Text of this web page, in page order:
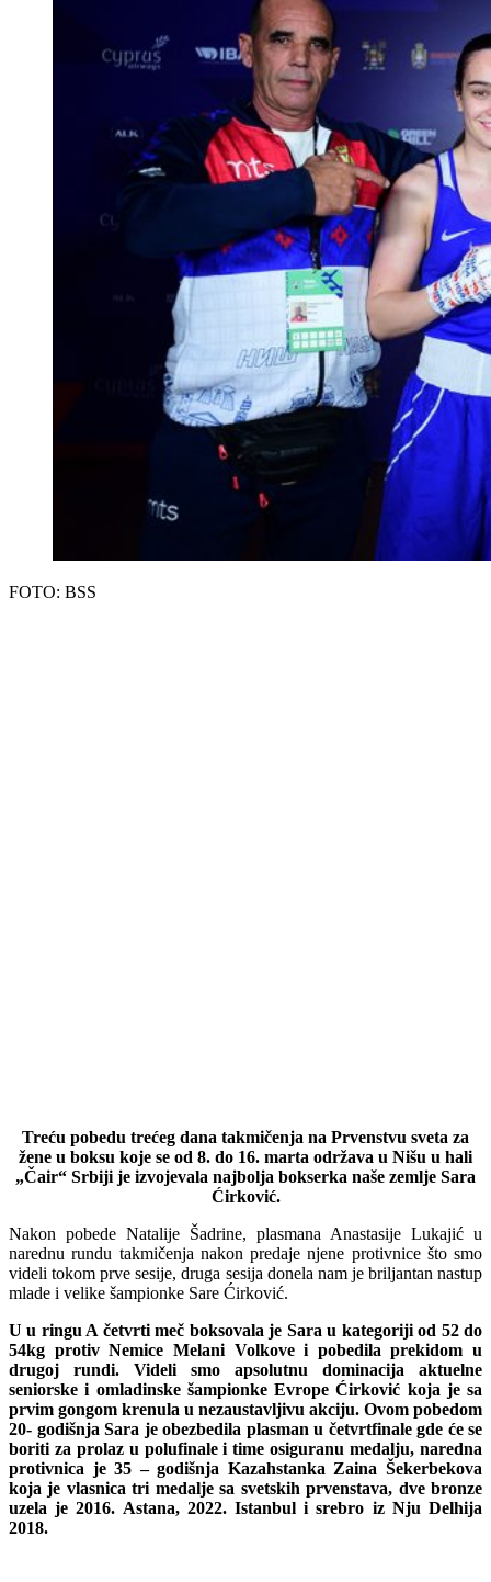
FOTO: BSS
Treću pobedu trećeg dana takmičenja na Prvenstvu sveta za
žene u boksu koje se od 8. do 16. marta održava u Nišu u hali
„Čair“ Srbiji je izvojevala najbolja bokserka naše zemlje Sara
Ćirković.
Nakon pobede Natalije Šadrine, plasmana Anastasije Lukajić u
narednu rundu takmičenja nakon predaje njene protivnice što smo
videli tokom prve sesije, druga sesija donela nam je briljantan nastup
mlade i velike šampionke Sare Ćirković.
U u ringu A četvrti meč boksovala je Sara u kategoriji od 52 do
54kg protiv Nemice Melani Volkove i pobedila prekidom u
drugoj rundi. Videli smo apsolutnu dominacija aktuelne
seniorske i omladinske šampionke Evrope Ćirković koja je sa
prvim gongom krenula u nezaustavljivu akciju. Ovom pobedom
20- godišnja Sara je obezbedila plasman u četvrtfinale gde će se
boriti za prolaz u polufinale i time osiguranu medalju, naredna
protivnica je 35 – godišnja Kazahstanka Zaina Šekerbekova
koja je vlasnica tri medalje sa svetskih prvenstava, dve bronze
uzela je 2016. Astana, 2022. Istanbul i srebro iz Nju Delhija
2018.